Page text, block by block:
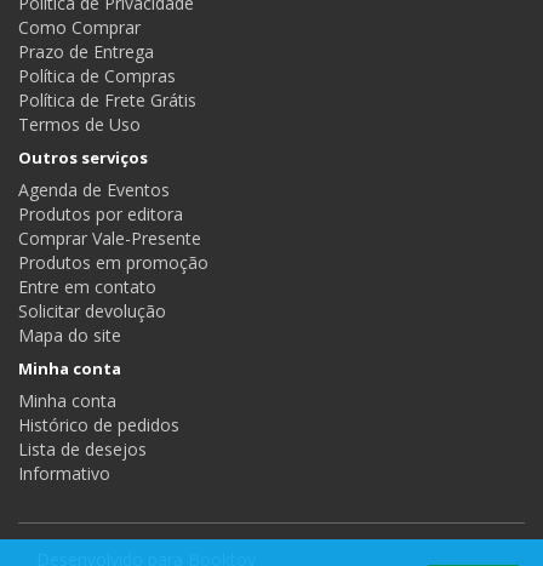
Como Comprar
Prazo de Entrega
Política de Compras
Política de Frete Grátis
Termos de Uso
Outros serviços
Agenda de Eventos
Produtos por editora
Comprar Vale-Presente
Produtos em promoção
Entre em contato
Solicitar devolução
Mapa do site
Minha conta
Minha conta
Histórico de pedidos
Lista de desejos
Informativo